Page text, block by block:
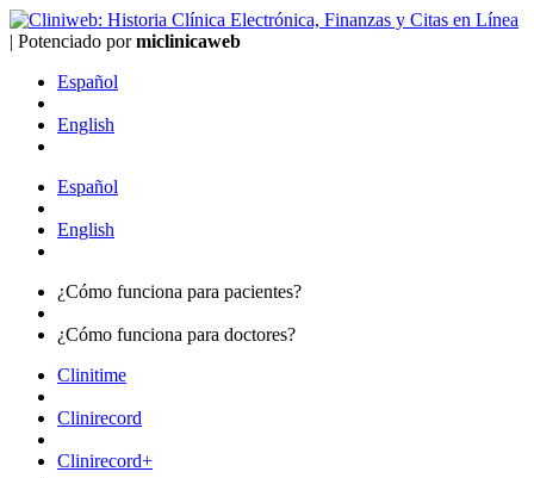
| Potenciado pormiclinicaweb
Español
English
Español
English
¿Cómo funciona para pacientes?
¿Cómo funciona para doctores?
Clinitime
Clinirecord
Clinirecord+